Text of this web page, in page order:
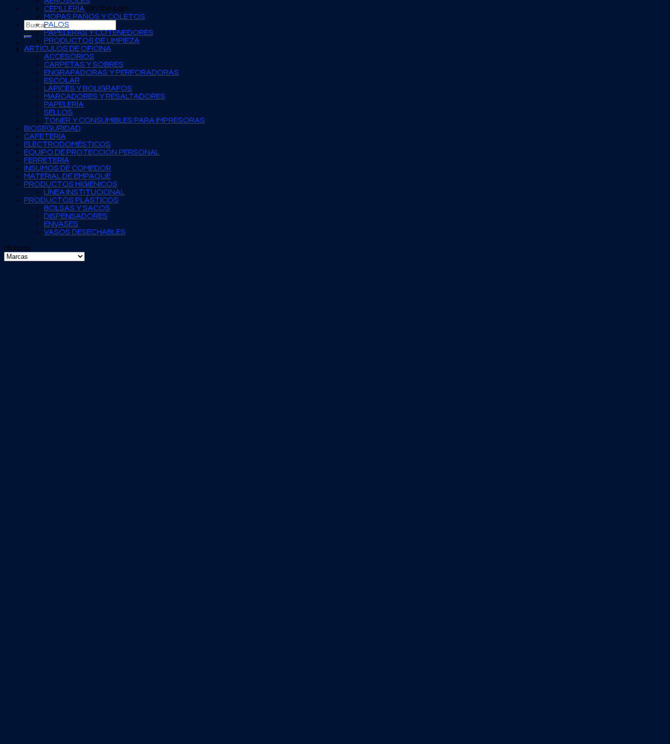
No products in the cart.
Search
for:
CEPILLERÍA
MOPAS PAÑOS Y COLETOS
PALOS
PAPELERAS Y COTENEDORES
PRODUCTOS DE LIMPIEZA
ARTÍCULOS DE OFICINA
ACCESORIOS
CARPETAS Y SOBRES
ENGRAPADORAS Y PERFORADORAS
ESCOLAR
LÁPICES Y BOLIGRAFOS
MARCADORES Y RESALTADORES
PAPELERÍA
SELLOS
TONER Y CONSUMIBLES PARA IMPRESORAS
BIOSEGURIDAD
CAFETERÍA
ELECTRODOMÉSTICOS
EQUIPO DE PROTECCIÓN PERSONAL
FERRETERÍA
INSUMOS DE COMEDOR
MATERIAL DE EMPAQUE
PRODUCTOS HIGIÉNICOS
LÍNEA INSTITUCIONAL
PRODUCTOS PLÁSTICOS
BOLSAS Y SACOS
DISPENSADORES
ENVASES
VASOS DESECHABLES
Marcas